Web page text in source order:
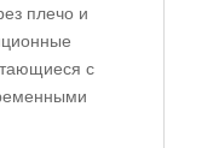
плечо и
с